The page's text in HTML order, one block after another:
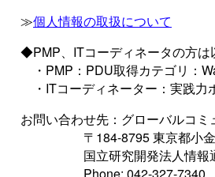
≫個人情報の取扱について
◆PMP、ITコーディネータの方は
・PMP：PDU取得カテゴリ：
・ITコーディネーター：実践
お問い合わせ先：グローバルコ
〒184-8795 東京都小金井
国立研究開発法人情報通